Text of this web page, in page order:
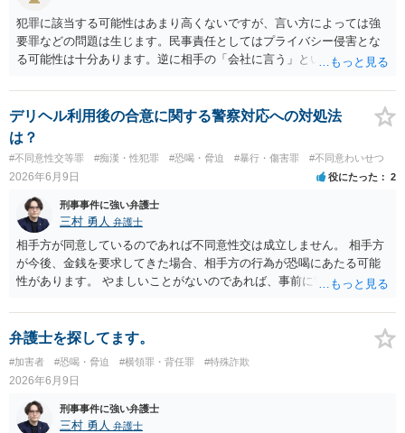
犯罪に該当する可能性はあまり高くないですが、言い方によっては強
要罪などの問題は生じます。民事責任としてはプライバシー侵害とな
る可能性は十分あります。逆に相手の「会社に言う」という発言は脅
（双方の主張ともに取り合わない）でしょう。 返済がなされないので
あれば訴訟や支払督促など法的措置を取るべきというのが法律相談と
しての模範解答となります。「親に言う」という行為が犯罪に該当し
ないとしても、本件のように余計なトラブルを招き、相手が反発して
任意の返済が期待できなくなり、事情によっては不法行為を主張され
て事実上相殺（減額）となってしまうリスクもあり、何の得にもなり
ません。
デリヘル利用後の合意に関する警察対応への対処法
は？
#不同意性交等罪 #痴漢・性犯罪 #恐喝・脅迫 #暴行・傷害罪 #不同意わいせつ
2026年6月9日 役にたった 2
刑事事件に強い弁護士
三村 勇人 弁護士
相手方が同意しているのであれば不同意性交は成立しません。 相手方
が今後、金銭を要求してきた場合、相手方の行為が恐喝にあたる可能
性があります。 やましいことがないのであれば、事前に警察に相談す
弁護士を探してます。
#加害者 #恐喝・脅迫 #横領罪・背任罪 #特殊詐欺
2026年6月9日
刑事事件に強い弁護士
三村 勇人 弁護士